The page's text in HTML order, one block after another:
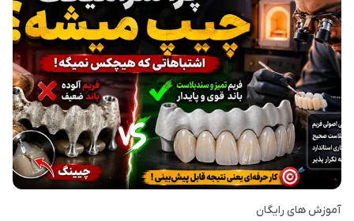
آموزش های رایگان